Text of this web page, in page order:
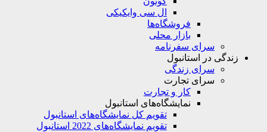
ال سی وایکیکی
فروشگاه‌ها
بازار محلی
سرای سفرنامه
زندگی در استانبول
سرای زندگی
سرای تجارت
کار و تجارت
نمایشگاه‌های استانبول
تقویم کل نمایشگاه‌های استانبول
تقویم نمایشگاه‌های 2022 استانبول